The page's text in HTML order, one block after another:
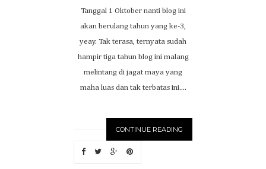
Tanggal 1 Oktober nanti blog ini
akan berulang tahun yang ke-3,
yeay. Tak terasa, ternyata sudah
hampir tiga tahun blog ini malang
melintang di jagat maya yang
maha luas dan tak terbatas ini....
CONTINUE READING